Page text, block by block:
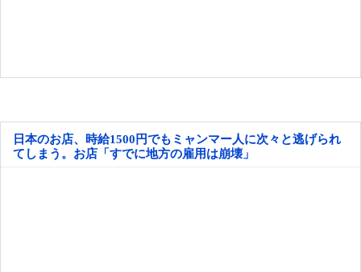
日本のお店、時給1500円でもミャンマー人に次々と逃げられ
てしまう。お店「すでに地方の雇用は崩壊」